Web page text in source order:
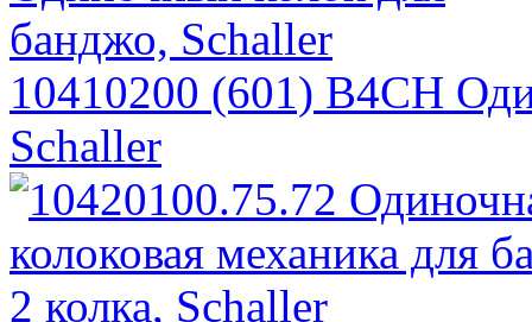
10410200 (601) B4CH
Schaller